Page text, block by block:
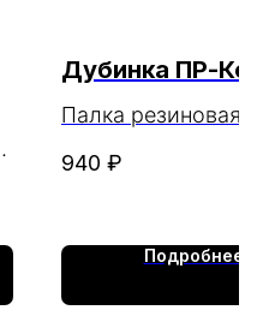
Дубинка ПР-
Палка резиновая
Контакт" (ПР-К)
940 ₽
Подробнее